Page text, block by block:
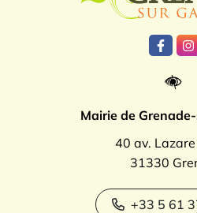
Lien
Mairie de
40 av.
31330
+33 5 61